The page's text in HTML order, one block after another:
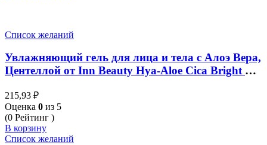
Список желаний
Увлажняющий гель для лица и тела с Алоэ Вера,
Центеллой от Inn Beauty Hya-Aloe Cica Bright Gel
215,93 ₽
Оценка 0 из 5
(0 Рейтинг )
В корзину
Список желаний